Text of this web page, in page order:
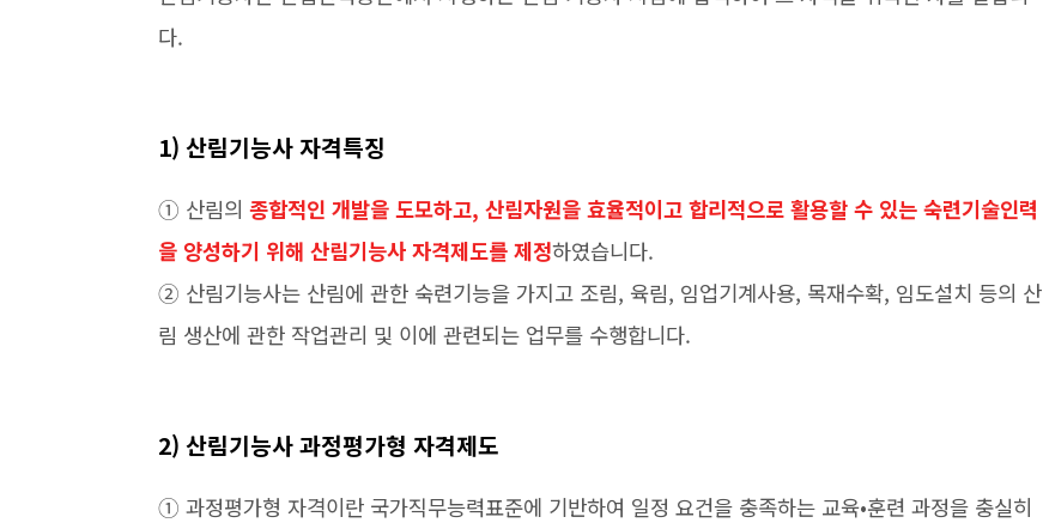
다.
1) 산림기능사 자격특징
➀ 산림의 종합적인 개발을 도모하고, 산림자원을 효율적이고 합리적으로 활용할 수 있는 숙련기술인력
을 양성하기 위해 산림기능사 자격제도를 제정하였습니다.
➁ 산림기능사는 산림에 관한 숙련기능을 가지고 조림, 육림, 임업기계사용, 목재수확, 임도설치 등의 산
림 생산에 관한 작업관리 및 이에 관련되는 업무를 수행합니다.
2) 산림기능사 과정평가형 자격제도
➀ 과정평가형 자격이란 국가직무능력표준에 기반하여 일정 요건을 충족하는 교육•훈련 과정을 충실히